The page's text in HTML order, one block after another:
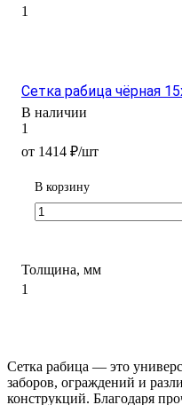
1
Сетка рабица чёрная
В наличии
1
от 1414 ₽/шт
В корзину
Толщина, мм
1
Сетка рабица — это
заборов, ограждений и
конструкций. Благодаря